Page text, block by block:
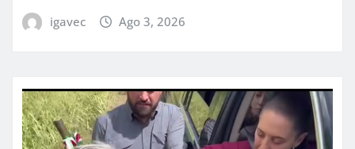
igavec Ago 3, 2026